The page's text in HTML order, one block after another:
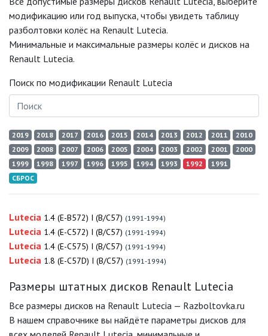
модификацию или год выпуска, чтобы увидеть таблицу
разболтовки колёс на Renault Lutecia.
Минимальные и максимальные размеры колёс и дисков на
Renault Lutecia.
Поиск по модификации Renault Lutecia
2019 2018 2017 2016 2015 2014 2013 2012 2011
2010
2009
2008 2007 2006 2005 2004 2003 2002 2001
2000
1999
1998 1997 1996 1995 1994 1993 1992
1991
СБРОС
Lutecia 1.4 (E-B572) I (B/C57) (1991-1994)
Lutecia 1.4 (E-C572) I (B/C57) (1991-1994)
Lutecia 1.4 (E-C575) I (B/C57) (1991-1994)
Lutecia 1.8 (E-C57D) I (B/C57) (1991-1994)
Размеры штатных дисков Renault Lutecia
Все размеры дисков на Renault Lutecia — Razboltovka.ru
В нашем справочнике вы найдёте параметры дисков для